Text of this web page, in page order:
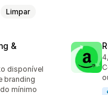
Limpar
&
disponível
branding
mínimo